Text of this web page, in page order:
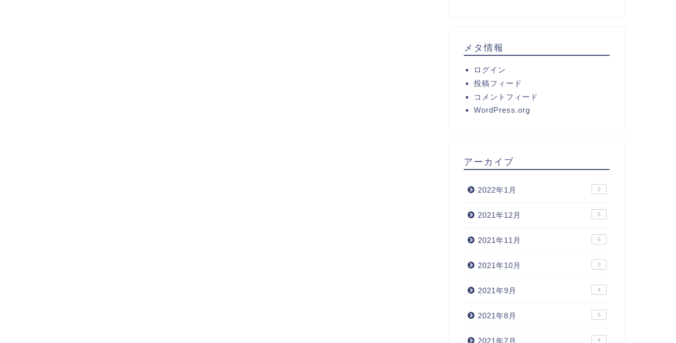
メタ情報
ログイン
投稿フィード
コメントフィード
WordPress.org
アーカイブ
2022年1月 2
2021年12月 5
2021年11月 5
2021年10月 3
2021年9月 4
2021年8月 5
2021年7月 4